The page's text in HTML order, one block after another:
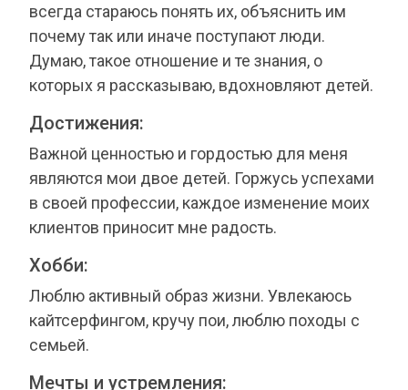
всегда стараюсь понять их, объяснить им
почему так или иначе поступают люди.
Думаю, такое отношение и те знания, о
которых я рассказываю, вдохновляют детей.
Достижения:
Важной ценностью и гордостью для меня
являются мои двое детей. Горжусь успехами
в своей профессии, каждое изменение моих
клиентов приносит мне радость.
Хобби:
Люблю активный образ жизни. Увлекаюсь
кайтсерфингом, кручу пои, люблю походы с
семьей.
Мечты и устремления: